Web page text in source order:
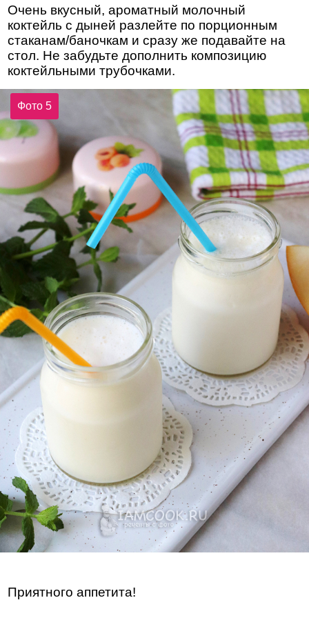
Очень вкусный, ароматный молочный
коктейль с дыней разлейте по порционным
стаканам/баночкам и сразу же подавайте на
стол. Не забудьте дополнить композицию
коктейльными трубочками.
Фото 5
Приятного аппетита!